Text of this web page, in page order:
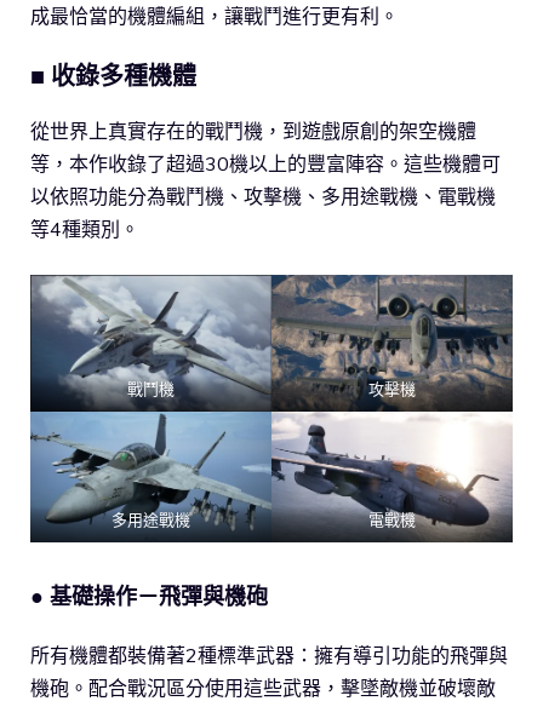
成最恰當的機體編組，讓戰鬥進行更有利。
■ 收錄多種機體
從世界上真實存在的戰鬥機，到遊戲原創的架空機體
等，本作收錄了超過30機以上的豐富陣容。這些機體可
以依照功能分為戰鬥機、攻擊機、多用途戰機、電戰機
等4種類別。
戰鬥機 攻擊機
多用途戰機 電戰機
● 基礎操作－飛彈與機砲
所有機體都裝備著2種標準武器：擁有導引功能的飛彈與
機砲。配合戰況區分使用這些武器，擊墜敵機並破壞敵